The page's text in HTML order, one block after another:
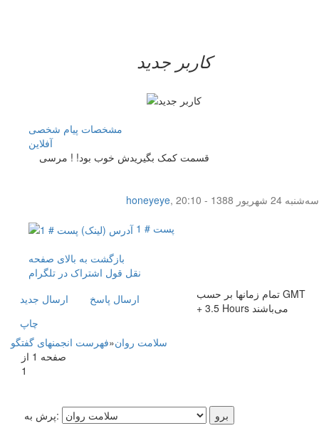
کاربر جدید
مشخصات پیام شخصی
آفلاين
قسمت کمک بگیریدش خوب بود! ! مرسی
honeyeye,
سه‌شنبه 24 شهریور 1388 - 20:10
پست # 1
بازگشت به بالای صفحه
نقل قول اشتراک در تلگرام
ارسال جديد
ارسال پاسخ
چاپ
تمام زمانها بر حسب GMT
+ 3.5 Hours می‌باشند
فهرست انجمنهای گفتگو»سلامت روان
صفحه 1 از
1
پرش به: